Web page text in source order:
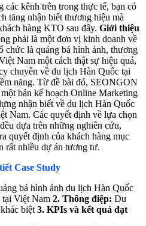
các kênh trên trong thực tế, bạn có
tăng nhận biết thương hiệu mà
hàng KTO sau đây. Giới thiệu
phải là một đơn vị kinh doanh về
chức là quảng bá hình ảnh, thương
Nam một cách thật sự hiệu quả,
chuyên về du lịch Hàn Quốc tại
năng. Từ đề bài đó, SEONGON
bản kế hoạch Online Marketing
nhận biết về du lịch Hàn Quốc
Nam. Các quyết định về lựa chọn
dựa trên những nghiên cứu,
quyết định của khách hàng mục
rất nhiều dự án tương tư.
Case Study
bá hình ảnh du lịch Hàn Quốc
tại Việt Nam 2. Thông điệp: Du
biệt 3. KPIs và kết quả đạt